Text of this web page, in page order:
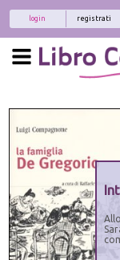
registrati
login